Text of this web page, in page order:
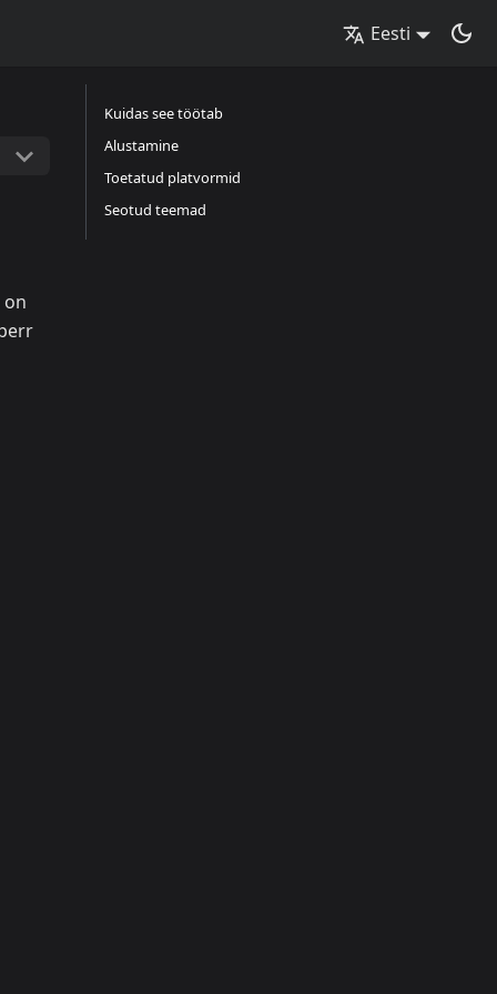
Eesti
on
Kuidas see töötab
Alustamine
Toetatud platvormid
Seotud teemad